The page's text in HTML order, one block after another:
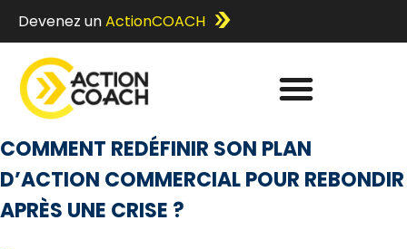
Devenez unActionCOACH
COMMENT REDÉFINIR SON PLAN
D’ACTION COMMERCIAL POUR REBONDIR
APRÈS UNE CRISE ?